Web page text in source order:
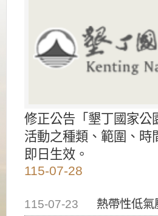
修正公告「墾丁國家公
活動之種類、範圍、時
即日生效。
115-07-28
115-07-23
熱帶性低